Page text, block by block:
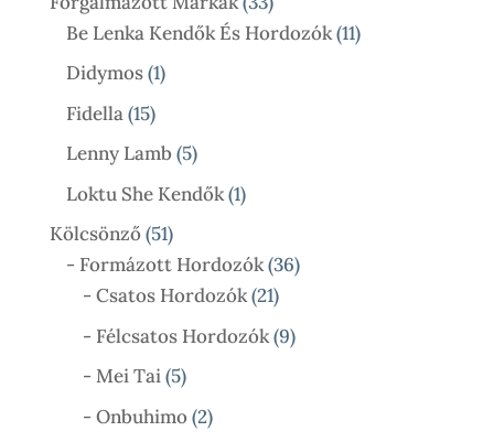
Termék
Be Lenka Kendők És Hordozók 1111
Didymos 11
Fidella 1515
Termék
Lenny Lamb 55
Termék
Loktu She Kendők 11
Kölcsönző 5151
Termék
- Formázott Hordozók 3636
- Csatos Hordozók 2121
Termék
- Félcsatos Hordozók 99
- Mei Tai 55
Termék
- Onbuhimo 22